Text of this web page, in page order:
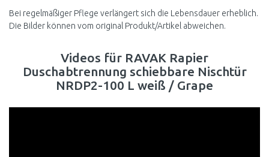
Bei regelmäßiger Pflege verlängert sich die Lebensdauer erheblich.
Die Bilder können vom original Produkt/Artikel abweichen.
Videos für RAVAK Rapier
Duschabtrennung schiebbare Nischtür
NRDP2-100 L weiß / Grape